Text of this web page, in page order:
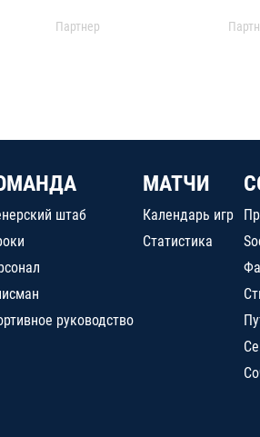
Партнер
штаб
руководство
МАТЧИ
Календарь игр
Статистика